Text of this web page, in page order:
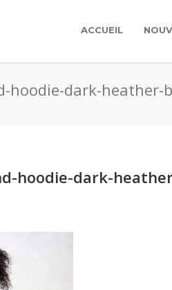
ACCUEIL
hoodie-dark-heather-
hoodie-dark-